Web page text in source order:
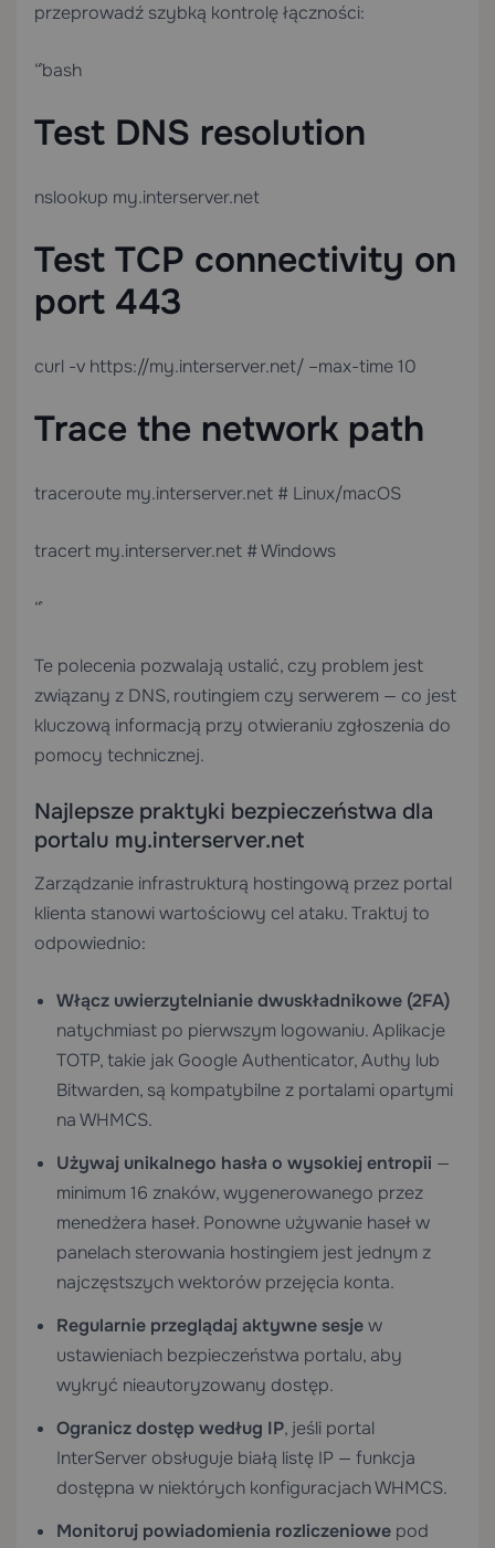
przeprowadź szybką kontrolę łączności:
“`bash
Test DNS resolution
nslookup my.interserver.net
Test TCP connectivity on
port 443
curl -v https://my.interserver.net/ –max-time 10
Trace the network path
traceroute my.interserver.net # Linux/macOS
tracert my.interserver.net # Windows
“`
Te polecenia pozwalają ustalić, czy problem jest
związany z DNS, routingiem czy serwerem — co jest
kluczową informacją przy otwieraniu zgłoszenia do
pomocy technicznej.
Najlepsze praktyki bezpieczeństwa dla
portalu my.interserver.net
Zarządzanie infrastrukturą hostingową przez portal
klienta stanowi wartościowy cel ataku. Traktuj to
odpowiednio:
Włącz uwierzytelnianie dwuskładnikowe (2FA)
natychmiast po pierwszym logowaniu. Aplikacje
TOTP, takie jak Google Authenticator, Authy lub
Bitwarden, są kompatybilne z portalami opartymi
na WHMCS.
Używaj unikalnego hasła o wysokiej entropii —
minimum 16 znaków, wygenerowanego przez
menedżera haseł. Ponowne używanie haseł w
panelach sterowania hostingiem jest jednym z
najczęstszych wektorów przejęcia konta.
Regularnie przeglądaj aktywne sesjew
ustawieniach bezpieczeństwa portalu, aby
wykryć nieautoryzowany dostęp.
Ogranicz dostęp według IP, jeśli portal
InterServer obsługuje białą listę IP — funkcja
dostępna w niektórych konfiguracjach WHMCS.
Monitoruj powiadomienia rozliczeniowe pod